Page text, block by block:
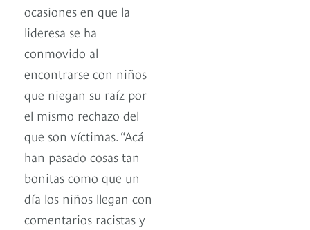
ocasiones en que la
lideresa se ha
conmovido al
encontrarse con niños
que niegan su raíz por
el mismo rechazo del
que son víctimas. “Acá
han pasado cosas tan
bonitas como que un
día los niños llegan con
comentarios racistas y